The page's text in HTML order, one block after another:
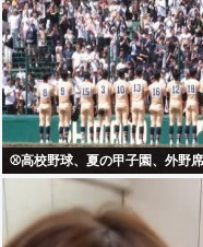
⚾高校野球、夏の甲子園、外野